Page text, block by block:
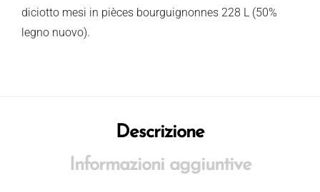
diciotto mesi in pièces bourguignonnes 228 L (50%
legno nuovo).
Descrizione
Informazioni aggiuntive